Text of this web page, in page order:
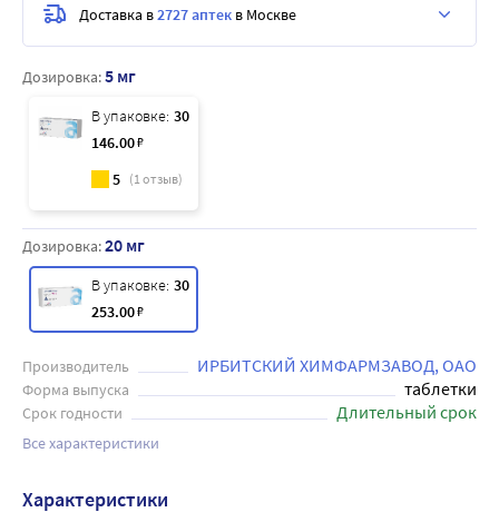
Дозировка:5 мг
В упаковке: 30
146.00₽
5 (1отзыв)
Дозировка:20 мг
В упаковке: 30
253.00₽
Производитель ИРБИТСКИЙ ХИМФАРМЗАВОД, ОАО
Форма выпуска таблетки
Срок годности Длительный срок
Все характеристики
Доставка в2727 аптек в Москве
Характеристики